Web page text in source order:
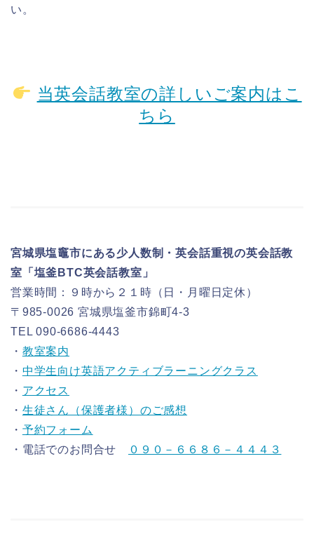
い。
当英会話教室の詳しいご案内はこ
ちら
宮城県塩竈市にある少人数制・英会話重視の英会話教
室「塩釜BTC英会話教室」
営業時間：９時から２１時（日・月曜日定休）
〒985-0026 宮城県塩釜市錦町4-3
TEL 090-6686-4443
・ 教室案内
・ 中学生向け英語アクティブラーニングクラス
・ アクセス
・ 生徒さん（保護者様）のご感想
・ 予約フォーム
・電話でのお問合せ
０９０－６６８６－４４４３